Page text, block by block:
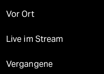
Vor Ort
Live im Stream
Vergangene